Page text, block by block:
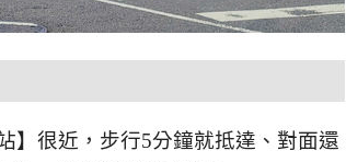
】很近，步行5分鐘就抵達、對面還